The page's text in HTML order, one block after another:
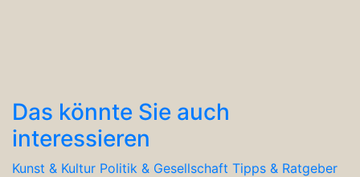
Das könnte Sie auch
interessieren
Kunst & Kultur Politik & Gesellschaft Tipps & Ratgeber